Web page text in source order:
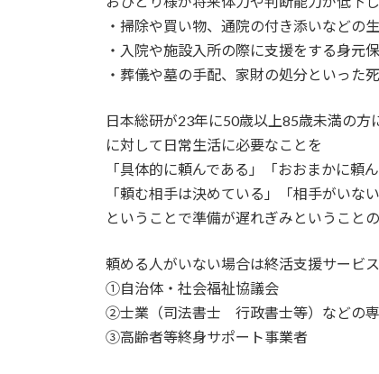
・掃除や買い物、通院の付き添いなどの
・入院や施設入所の際に支援をする身元
・葬儀や墓の手配、家財の処分といった
日本総研が23年に50歳以上85歳未満の
に対して日常生活に必要なことを
「具体的に頼んである」「おおまかに頼
「頼む相手は決めている」「相手がいな
ということで準備が遅れぎみということの
頼める人がいない場合は終活支援サービ
①自治体・社会福祉協議会
②士業（司法書士 行政書士等）などの
③高齢者等終身サポート事業者